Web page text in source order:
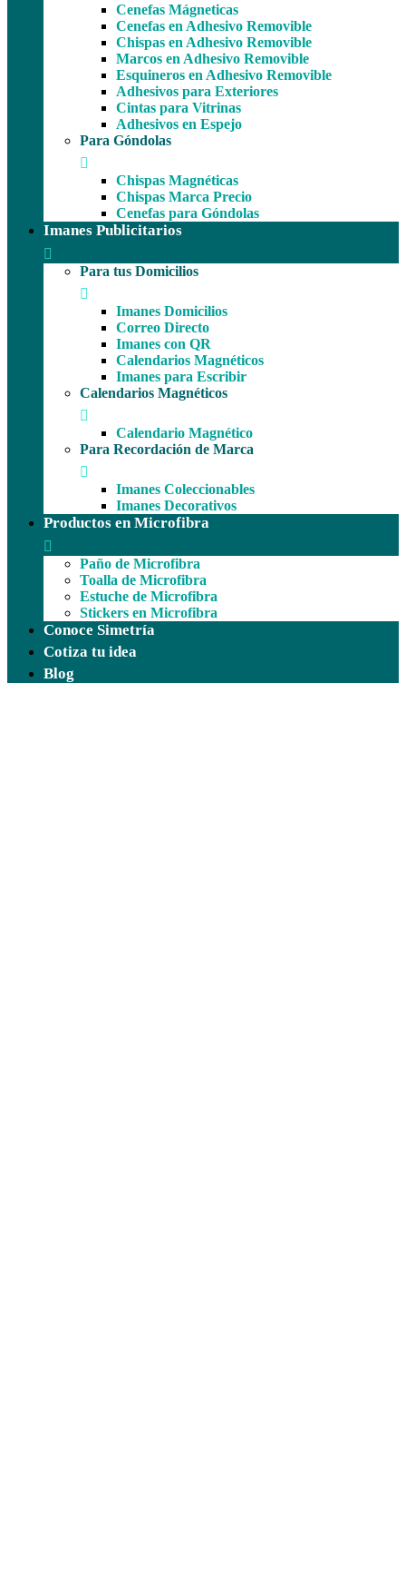
Cenefas Mágneticas
Cenefas en Adhesivo Removible
Chispas en Adhesivo Removible
Marcos en Adhesivo Removible
Esquineros en Adhesivo Removible
Adhesivos para Exteriores
Cintas para Vitrinas
Adhesivos en Espejo
Para Góndolas
Chispas Magnéticas
Chispas Marca Precio
Cenefas para Góndolas
Imanes Publicitarios
Para tus Domicilios
Imanes Domicilios
Correo Directo
Imanes con QR
Calendarios Magnéticos
Imanes para Escribir
Calendarios Magnéticos
Calendario Magnético
Para Recordación de Marca
Imanes Coleccionables
Imanes Decorativos
Productos en Microfibra
Paño de Microfibra
Toalla de Microfibra
Estuche de Microfibra
Stickers en Microfibra
Conoce Simetría
Cotiza tu idea
Blog